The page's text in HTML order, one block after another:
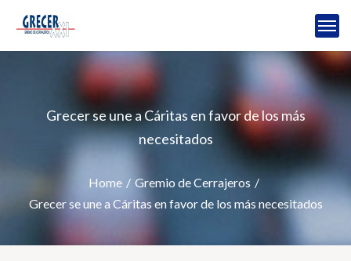
Grecer se une a Cáritas en favor de los más
necesitados
Home
Gremio de Cerrajeros
Grecer se une a Cáritas en favor de los más necesitados